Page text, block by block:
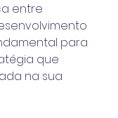
entre
para
que
na sua